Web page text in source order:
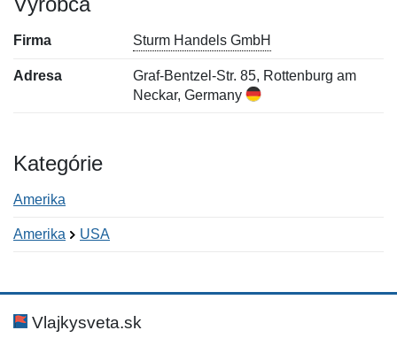
Firma Sturm Handels GmbH
Adresa
Graf-Bentzel-Str. 85, Rottenburg am
Neckar, Germany
Kategórie
Amerika
Amerika USA
Hodnotenie:
Meno:
Vlajkysveta.sk